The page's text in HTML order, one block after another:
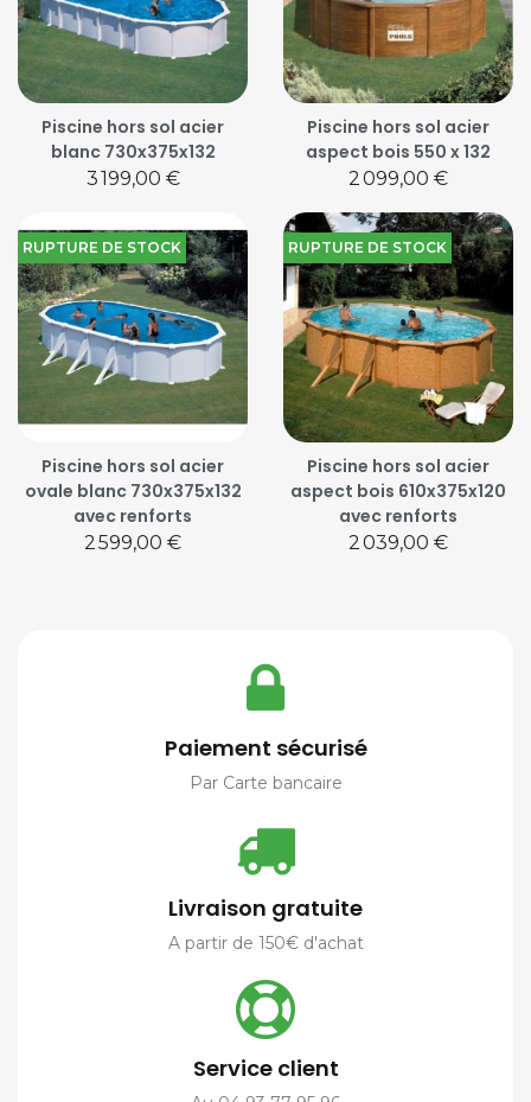
Piscine hors sol acier
blanc 730x375x132
Prix
3 199,00 €
Piscine hors sol acier
aspect bois 550 x 132
Prix
2 099,00 €
Piscine hors sol acier
ovale blanc 730x375x132
avec renforts
Prix
2 599,00 €
RUPTURE DE STOCK
Piscine hors sol acier
aspect bois 610x375x120
avec renforts
Prix
2 039,00 €
RUPTURE DE STOCK
Paiement sécurisé
Par Carte bancaire
Livraison gratuite
A partir de 150€ d'achat
Service client